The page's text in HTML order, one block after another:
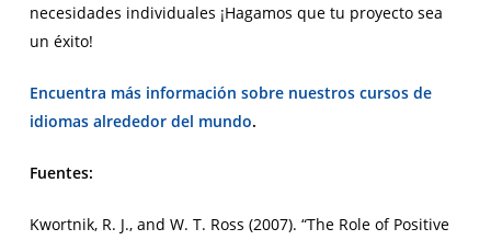
necesidades individuales ¡Hagamos que tu proyecto sea
un éxito!
Encuentra más información sobre nuestros cursos de
idiomas alrededor del mundo.
Fuentes:
Kwortnik, R. J., and W. T. Ross (2007). “The Role of Positive